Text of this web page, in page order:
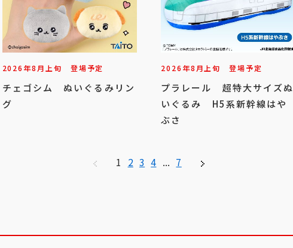
2026年8月上旬 登場予定
チェゴシム ぬいぐるみリン
グ
2026年8月上旬 登場予定
プラレール 超特大サイズぬ
いぐるみ H5系新幹線はや
ぶさ
1 2 3 4 ... 7
Re:ゼロから始める異世界生活 ぼっち・ざ・ろっく！